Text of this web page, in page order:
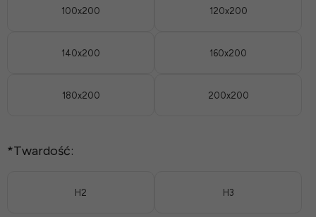
100x200 120x200
140x200 160x200
180x200 200x200
*Twardość:
H2 H3